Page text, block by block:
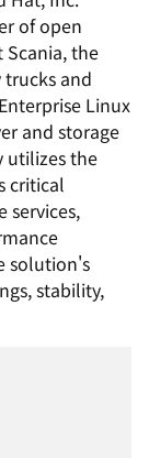
of open
the
and
Linux
and storage
utilizes the
critical
services,
solution's
stability,